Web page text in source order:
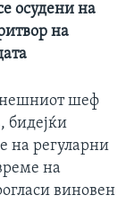
осудени на
на
шеф
бидејќи
на регуларни
на
виновен